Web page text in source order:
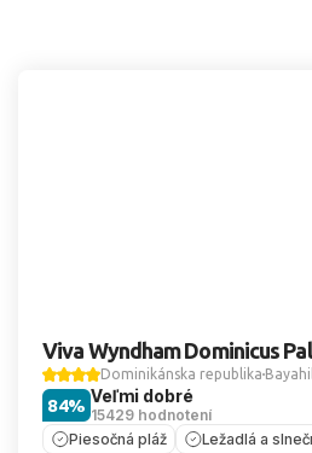
Viva Wyndham Dominicus
Dominikánska republika
Veľmi dobré
15429 hodnotení
84%
Piesočná pláž
Ležadlá a